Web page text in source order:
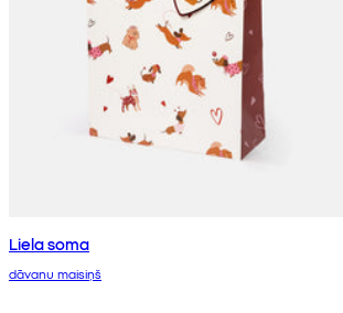
Liela soma
dāvanu maisiņš